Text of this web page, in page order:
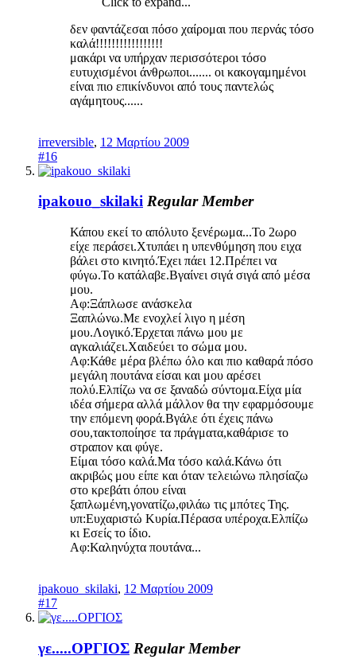
δεν φαντάζεσαι πόσο χαίρομαι που περνάς τόσο
καλά!!!!!!!!!!!!!!!!!
μακάρι να υπήρχαν περισσότεροι τόσο
ευτυχισμένοι άνθρωποι....... οι κακογαμημένοι
είναι πιο επικίνδυνοι από τους παντελώς
αγάμητους......
irreversible, 12 Μαρτίου 2009
#16
ipakouo_skilaki Regular Member
Κάπου εκεί το απόλυτο ξενέρωμα...Το 2ωρο
είχε περάσει.Χτυπάει η υπενθύμηση που ειχα
βάλει στο κινητό.Έχει πάει 12.Πρέπει να
φύγω.Το κατάλαβε.Βγαίνει σιγά σιγά από μέσα
μου.
Αφ:Ξάπλωσε ανάσκελα
Ξαπλώνω.Με ενοχλεί λιγο η μέση
μου.Λογικό.Έρχεται πάνω μου με
αγκαλιάζει.Χαιδεύει το σώμα μου.
Αφ:Κάθε μέρα βλέπω όλο και πιο καθαρά πόσο
μεγάλη πουτάνα είσαι και μου αρέσει
πολύ.Ελπίζω να σε ξαναδώ σύντομα.Είχα μία
ιδέα σήμερα αλλά μάλλον θα την εφαρμόσουμε
την επόμενη φορά.Βγάλε ότι έχεις πάνω
σου,τακτοποίησε τα πράγματα,καθάρισε το
στραπον και φύγε.
Είμαι τόσο καλά.Μα τόσο καλά.Κάνω ότι
ακριβώς μου είπε και όταν τελειώνω πλησίαζω
στο κρεβάτι όπου είναι
ξαπλωμένη,γονατίζω,φιλάω τις μπότες Της.
υπ:Ευχαριστώ Κυρία.Πέρασα υπέροχα.Ελπίζω
κι Εσείς το ίδιο.
Αφ:Καληνύχτα πουτάνα...
ipakouo_skilaki, 12 Μαρτίου 2009
#17
γε.....ΟΡΓΙΟΣ Regular Member